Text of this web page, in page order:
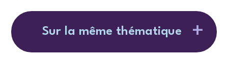
Sur la même thématique